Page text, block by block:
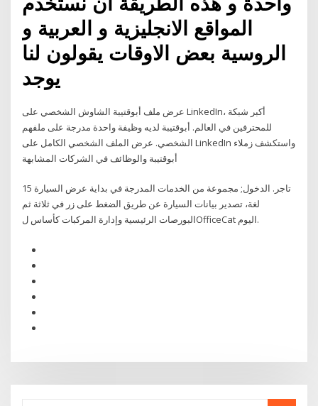
المواقع الانجليزية و العربية و
الروسية بعض الاوقات يقولون لنا
يوجد
عرض ملف أبوقتيبة الشاوش الشخصي على LinkedIn، أكبر شبكة
للمحترفين في العالم. أبوقتيبة لديه وظيفة واحدة مدرجة على ملفهم
الشخصي. عرض الملف الشخصي الكامل على LinkedIn واستكشف زملاء
أبوقتيبة والوظائف في الشركات المشابهة
تاجر. الدخول; مجموعة من الخدمات المدرجة في بداية عرض السيارة 15
لغة، تصدير بيانات السيارة عن طريق الضغط على زر في ثلاثة ثم
البورصات الرئيسية وإدارة المركبات كأساس لOfficeCat اليوم.